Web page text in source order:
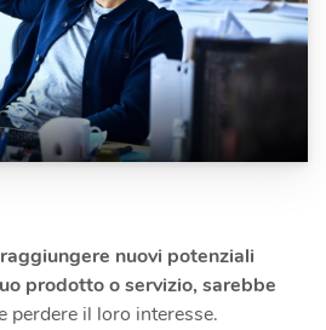
nuovi potenziali
prodotto o servizio, sarebbe
perdere il loro interesse.